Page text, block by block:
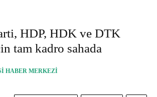
HDP, HDK ve DTK
tam kadro sahada
HABER MERKEZI